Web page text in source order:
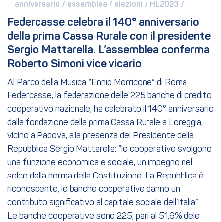
anniversario / assemblea / elezioni / HL2023 /
Federcasse celebra il 140° anniversario
della prima Cassa Rurale con il presidente
Sergio Mattarella. L’assemblea conferma
Roberto Simoni vice vicario
Al Parco della Musica “Ennio Morricone” di Roma
Federcasse, la federazione delle 225 banche di credito
cooperativo nazionale, ha celebrato il 140° anniversario
dalla fondazione della prima Cassa Rurale a Loreggia,
vicino a Padova, alla presenza del Presidente della
Repubblica Sergio Mattarella: “le cooperative svolgono
una funzione economica e sociale, un impegno nel
solco della norma della Costituzione. La Repubblica è
riconoscente, le banche cooperative danno un
contributo significativo al capitale sociale dell’Italia”.
Le banche cooperative sono 225, pari al 51,6% dele